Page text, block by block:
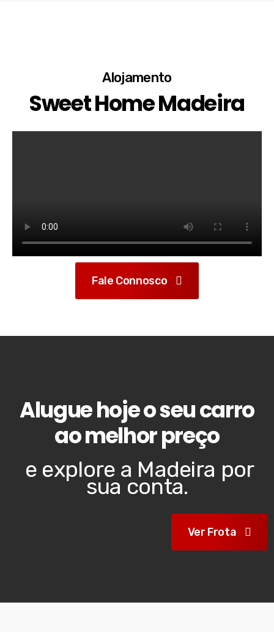
Alojamento
Sweet Home Madeira
Fale Connosco
Alugue hoje o seu carro
ao melhor preço
e explore a Madeira por
sua conta.
Ver Frota